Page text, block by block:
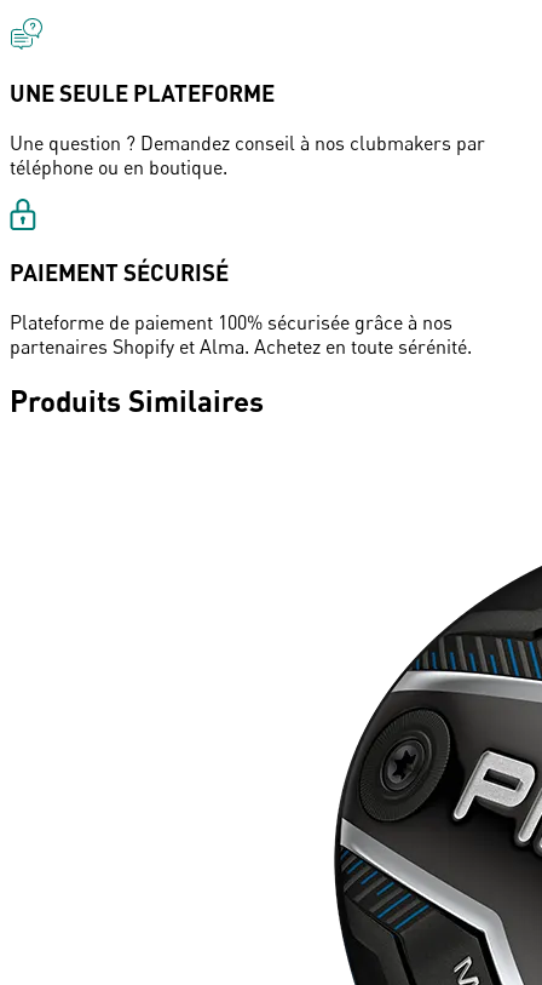
UNE SEULE PLATEFORME
Une question ? Demandez conseil à nos clubmakers par
téléphone ou en boutique.
PAIEMENT SÉCURISÉ
Plateforme de paiement 100% sécurisée grâce à nos
partenaires Shopify et Alma. Achetez en toute sérénité.
Produits Similaires